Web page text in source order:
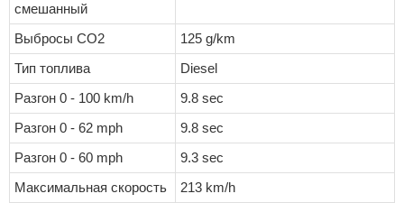
смешанный
Выбросы CO2
125 g/km
Тип топлива
Diesel
Разгон 0 - 100 km/h
9.8 sec
Разгон 0 - 62 mph
9.8 sec
Разгон 0 - 60 mph
9.3 sec
Максимальная скорость
213 km/h